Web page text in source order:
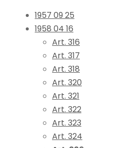
1957 09 25
1958 04 16
Art. 316
Art. 317
Art. 318
Art. 320
Art. 321
Art. 322
Art. 323
Art. 324